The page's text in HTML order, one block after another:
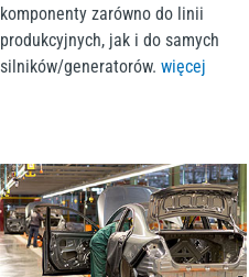
komponenty zarówno do linii
produkcyjnych, jak i do samych
silników/generatorów. więcej